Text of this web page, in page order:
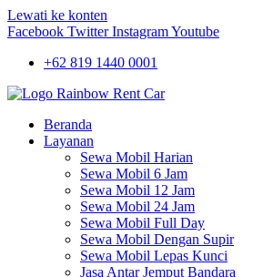
Lewati ke konten
Facebook Twitter InstagramYoutube
+62 819 1440 0001
Beranda
Layanan
Sewa Mobil Harian
Sewa Mobil 6 Jam
Sewa Mobil 12 Jam
Sewa Mobil 24 Jam
Sewa Mobil Full Day
Sewa Mobil Dengan Supir
Sewa Mobil Lepas Kunci
Jasa Antar Jemput Bandara